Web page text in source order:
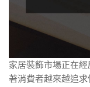
家居裝飾市場正在
著消費者越來越追